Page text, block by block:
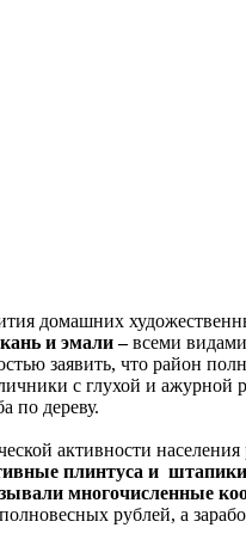
домашних
и эмали –всеми
заявить, что район
с глухой и
по дереву.
активности населения
плинтуса и
многочисленные
рублей, а